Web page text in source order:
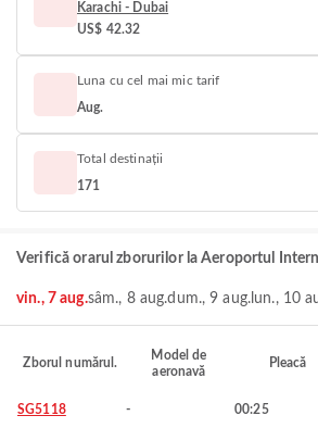
Karachi - Dubai
US$ 42.32
Luna cu cel mai mic tarif
Aug.
Total destinații
171
Verifică orarul zborurilor la Aeroportul
vin., 7 aug.sâm., 8 aug.dum., 9 aug. lun., 10
Zborul numărul.
Model de
aeronavă
Pleacă
SG5118 - 00:25